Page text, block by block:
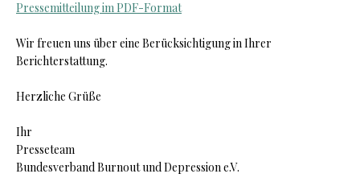
Pressemitteilung im PDF-Format
Wir freuen uns über eine Berücksichtigung in Ihrer
Berichterstattung.
Herzliche Grüße
Ihr
Presseteam
Bundesverband Burnout und Depression e.V.